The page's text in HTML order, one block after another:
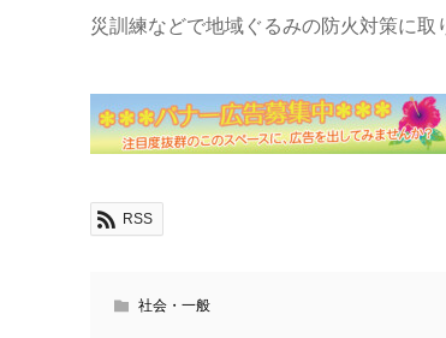
災訓練などで地域ぐるみの防火対策に取
RSS
社会・一般